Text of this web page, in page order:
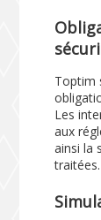
Toptim
Les
aux
ainsi la
traitées.